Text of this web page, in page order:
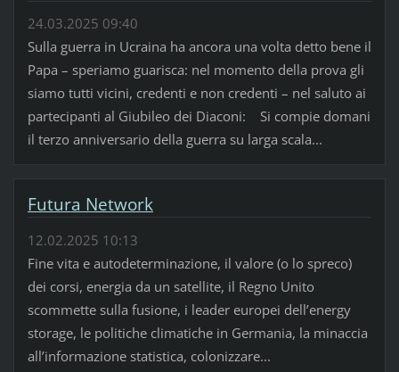
24.03.2025 09:40
Sulla guerra in Ucraina ha ancora una volta detto bene il
Papa – speriamo guarisca: nel momento della prova gli
siamo tutti vicini, credenti e non credenti – nel saluto ai
partecipanti al Giubileo dei Diaconi: Si compie domani
il terzo anniversario della guerra su larga scala...
Futura Network
12.02.2025 10:13
Fine vita e autodeterminazione, il valore (o lo spreco)
dei corsi, energia da un satellite, il Regno Unito
scommette sulla fusione, i leader europei dell’energy
storage, le politiche climatiche in Germania, la minaccia
all’informazione statistica, colonizzare...